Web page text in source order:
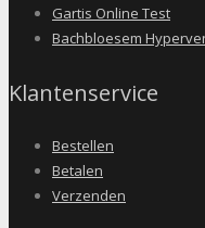
Gartis Online Test
Bachbloesem
Klantenservice
Bestellen
Betalen
Verzenden